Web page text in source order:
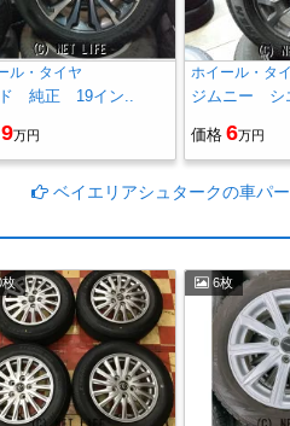
ル・タイヤ
純正 19イン..
9万円
ホイール・タ
ジムニー シ
価格 6万円
ベイエリアシュタークの車パ
6枚